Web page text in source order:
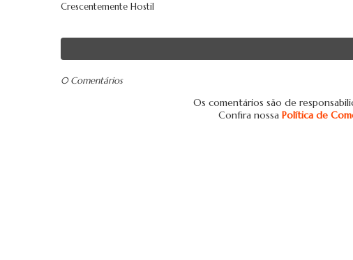
Crescentemente Hostil
0 Comentários
Os comentários são de
Confira nossa Política de